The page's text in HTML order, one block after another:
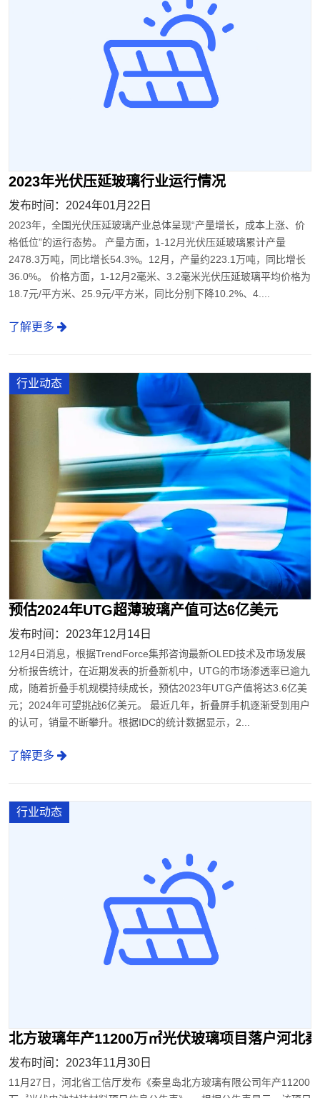
2023年光伏压延玻璃行业运行情况
发布时间：2024年01月22日
2023年，全国光伏压延玻璃产业总体呈现“产量增长，成本上涨、价
格低位”的运行态势。 产量方面，1-12月光伏压延玻璃累计产量
2478.3万吨，同比增长54.3%。12月，产量约223.1万吨，同比增长
36.0%。 价格方面，1-12月2毫米、3.2毫米光伏压延玻璃平均价格为
18.7元/平方米、25.9元/平方米，同比分别下降10.2%、4....
了解更多
行业动态
预估2024年UTG超薄玻璃产值可达6亿美元
发布时间：2023年12月14日
12月4日消息，根据TrendForce集邦咨询最新OLED技术及市场发展
分析报告统计，在近期发表的折叠新机中，UTG的市场渗透率已逾九
成，随着折叠手机规模持续成长，预估2023年UTG产值将达3.6亿美
元；2024年可望挑战6亿美元。 最近几年，折叠屏手机逐渐受到用户
的认可，销量不断攀升。根据IDC的统计数据显示，2...
了解更多
行业动态
北方玻璃年产11200万㎡光伏玻璃项目落户河北
发布时间：2023年11月30日
11月27日，河北省工信厅发布《秦皇岛北方玻璃有限公司年产11200